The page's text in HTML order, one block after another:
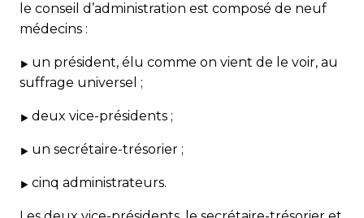
le conseil d’administration est composé de neuf
médecins :
un président, élu comme on vient de le voir, au
suffrage universel ;
deux vice-présidents ;
un secrétaire-trésorier ;
cinq administrateurs.